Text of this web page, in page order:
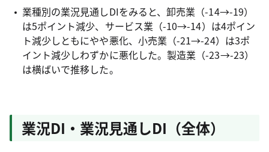
業種別の業況見通しDIをみると、卸売業（-14→-19）
は5ポイント減少、サービス業（-10→-14）は4ポイン
ト減少しともにやや悪化、小売業（-21→-24）は3ポ
イント減少しわずかに悪化した。製造業（-23→-23）
は横ばいで推移した。
業況DI・業況見通しDI（全体）